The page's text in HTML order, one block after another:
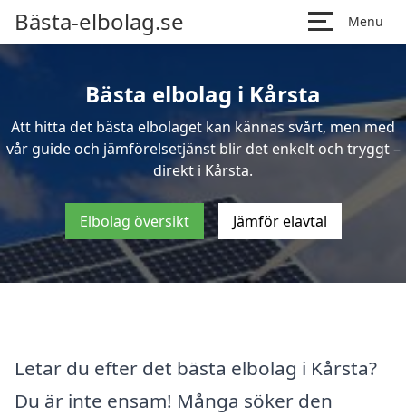
Bästa-elbolag.se Menu
Bästa elbolag i Kårsta
Att hitta det bästa elbolaget kan kännas svårt, men med
vår guide och jämförelsetjänst blir det enkelt och tryggt –
direkt i Kårsta.
Elbolag översikt Jämför elavtal
Letar du efter det bästa elbolag i Kårsta?
Du är inte ensam! Många söker den